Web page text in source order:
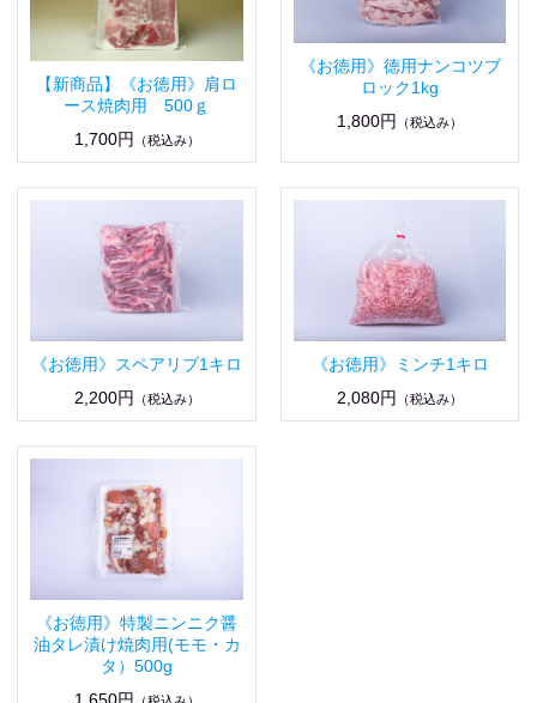
【新商品】《お徳用》肩ロ
ース焼肉用 500ｇ
1,700円 （税込み）
《お徳用》徳用ナンコツブ
ロック1kg
1,800円
（税込み）
《お徳用》スペアリブ1キロ
2,200円
（税込み）
《お徳用》ミンチ1キロ
2,080円
（税込み）
《お徳用》特製ニンニク醤
油タレ漬け焼肉用(モモ・カ
タ）500g